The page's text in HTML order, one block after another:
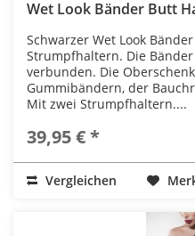
Wet Look Bänder Butt
Schwarzer Wet Look
Strumpfhaltern. Die
verbunden. Die
Gummibändern, der
Mit zwei Strumpfhaltern....
39,95 € *
Vergleichen